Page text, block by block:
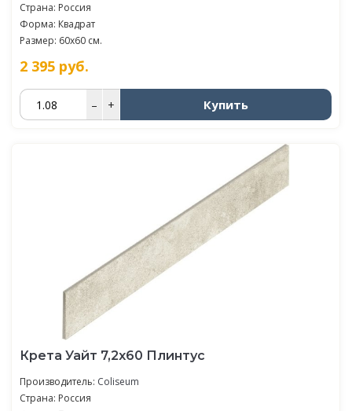
Страна: Россия
Форма: Квадрат
Размер: 60x60 см.
2 395 руб.
– + Купить
Крета Уайт 7,2x60 Плинтус
Производитель: Coliseum
Страна: Россия